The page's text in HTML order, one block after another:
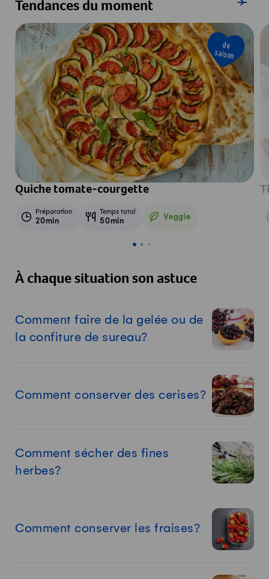
Tendances du moment
de
saison
Quiche tomate-courgette
Préparation
20min
Temps total
50min Veggie
Veggie
À chaque situation son astuce
Comment faire de la gelée ou de
la confiture de sureau?
Comment conserver des cerises?
Comment sécher des fines
herbes?
Comment conserver les fraises?